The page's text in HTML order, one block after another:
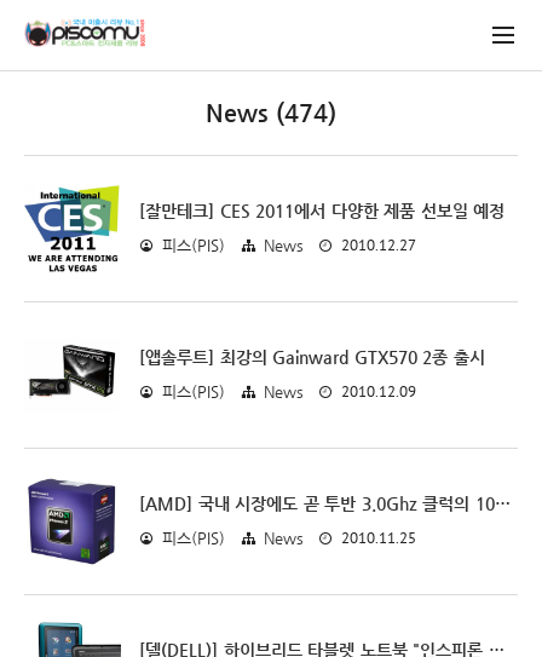
News (474)
[잘만테크] CES 2011에서 다양한 제품 선보일 예정
피스(PIS) News 2010.12.27
[앱솔루트] 최강의 Gainward GTX570 2종 출시
피스(PIS) News 2010.12.09
[AMD] 국내 시장에도 곧 투반 3.0Ghz 클럭의 1075T 출시예정
피스(PIS) News 2010.11.25
[델(DELL)] 하이브리드 타블렛 노트북 "인스피론 듀오" 출시가는 약 62만원.